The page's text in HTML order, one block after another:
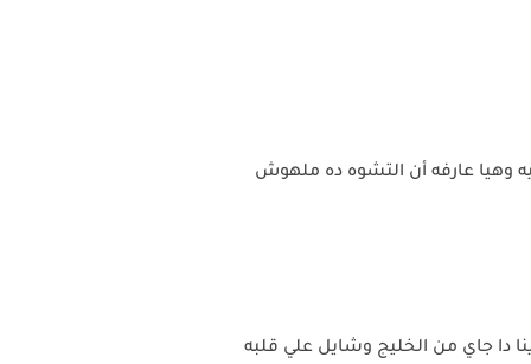
وهيا عارفه أن التشوه ده ملهوش
دا جاي من الخليج وشايل علي قلبه